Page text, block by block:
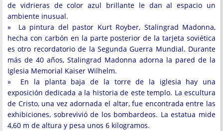
de vidrieras de color azul brillante le dan al espacio un
ambiente inusual.
» La pintura del pastor Kurt Royber, Stalingrad Madonna,
hecha con carbón en la parte posterior de la tarjeta soviética
es otro recordatorio de la Segunda Guerra Mundial. Durante
más de 40 años, Stalingrad Madonna adorna la pared de la
Iglesia Memorial Kaiser Wilhelm.
» En la planta baja de la torre de la iglesia hay una
exposición dedicada a la historia de este templo. La escultura
de Cristo, una vez adornada el altar, fue encontrada entre las
exhibiciones, sobrevivió de los bombardeos. La estatua mide
4,60 m de altura y pesa unos 6 kilogramos.